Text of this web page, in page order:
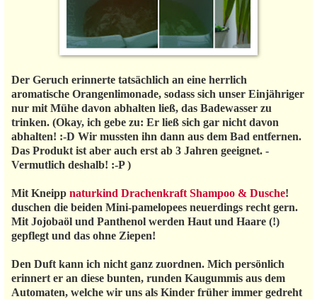
Der Geruch erinnerte tatsächlich an eine herrlich
aromatische Orangenlimonade, sodass sich unser Einjähriger
nur mit Mühe davon abhalten ließ, das Badewasser zu
trinken. (Okay, ich gebe zu: Er ließ sich gar nicht davon
abhalten! :-D Wir mussten ihn dann aus dem Bad entfernen.
Das Produkt ist aber auch erst ab 3 Jahren geeignet. -
Vermutlich deshalb! :-P )
Mit Kneipp naturkind Drachenkraft Shampoo & Dusche!
duschen die beiden Mini-pamelopees neuerdings recht gern.
Mit Jojobaöl und Panthenol werden Haut und Haare (!)
gepflegt und das ohne Ziepen!
Den Duft kann ich nicht ganz zuordnen. Mich persönlich
erinnert er an diese bunten, runden Kaugummis aus dem
Automaten, welche wir uns als Kinder früher immer gedreht